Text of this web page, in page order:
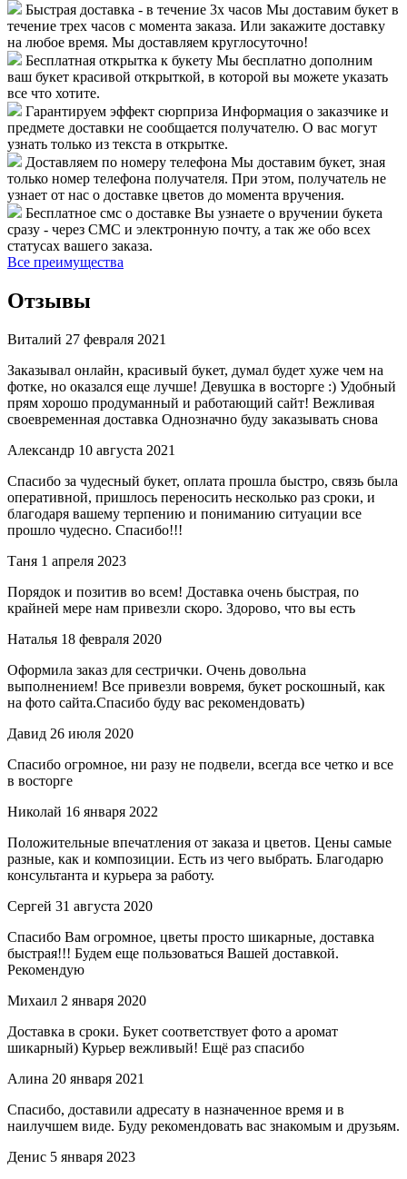
Быстрая доставка - в течение 3х часов Мы доставим букет в
течение трех часов с момента заказа. Или закажите доставку
на любое время. Мы доставляем круглосуточно!
Бесплатная открытка к букету Мы бесплатно дополним
ваш букет красивой открыткой, в которой вы можете указать
все что хотите.
Гарантируем эффект сюрприза Информация о заказчике и
предмете доставки не сообщается получателю. О вас могут
узнать только из текста в открытке.
Доставляем по номеру телефона Мы доставим букет, зная
только номер телефона получателя. При этом, получатель не
узнает от нас о доставке цветов до момента вручения.
Бесплатное смс о доставке Вы узнаете о вручении букета
сразу - через СМС и электронную почту, а так же обо всех
статусах вашего заказа.
Все преимущества
Отзывы
Виталий 27 февраля 2021
Заказывал онлайн, красивый букет, думал будет хуже чем на
фотке, но оказался еще лучше! Девушка в восторге :) Удобный
прям хорошо продуманный и работающий сайт! Вежливая
своевременная доставка Однозначно буду заказывать снова
Александр 10 августа 2021
Спасибо за чудесный букет, оплата прошла быстро, связь была
оперативной, пришлось переносить несколько раз сроки, и
благодаря вашему терпению и пониманию ситуации все
прошло чудесно. Спасибо!!!
Таня 1 апреля 2023
Порядок и позитив во всем! Доставка очень быстрая, по
крайней мере нам привезли скоро. Здорово, что вы есть
Наталья 18 февраля 2020
Оформила заказ для сестрички. Очень довольна
выполнением! Все привезли вовремя, букет роскошный, как
на фото сайта.Спасибо буду вас рекомендовать)
Давид 26 июля 2020
Спасибо огромное, ни разу не подвели, всегда все четко и все
в восторге
Николай 16 января 2022
Положительные впечатления от заказа и цветов. Цены самые
разные, как и композиции. Есть из чего выбрать. Благодарю
консультанта и курьера за работу.
Сергей 31 августа 2020
Спасибо Вам огромное, цветы просто шикарные, доставка
быстрая!!! Будем еще пользоваться Вашей доставкой.
Рекомендую
Михаил 2 января 2020
Доставка в сроки. Букет соответствует фото а аромат
шикарный) Курьер вежливый! Ещё раз спасибо
Алина 20 января 2021
Спасибо, доставили адресату в назначенное время и в
наилучшем виде. Буду рекомендовать вас знакомым и друзьям.
Денис 5 января 2023